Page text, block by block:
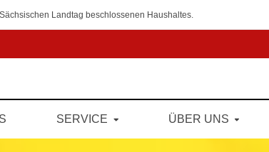
Landtag beschlossenen Haushaltes.
SERVICE ÜBER UNS